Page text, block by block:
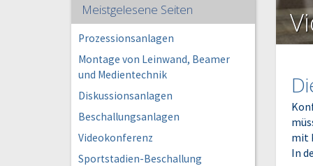
Meistgelesene Seiten
Prozessionsanlagen
Montage von Leinwand, Beamer
und Medientechnik
Diskussionsanlagen
Beschallungsanlagen
Videokonferenz
Sportstadien-Beschallung
mit
In